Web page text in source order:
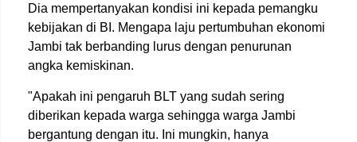
Dia mempertanyakan kondisi ini kepada pemangku
kebijakan di BI. Mengapa laju pertumbuhan ekonomi
Jambi tak berbanding lurus dengan penurunan
angka kemiskinan.
"Apakah ini pengaruh BLT yang sudah sering
diberikan kepada warga sehingga warga Jambi
bergantung dengan itu. Ini mungkin, hanya